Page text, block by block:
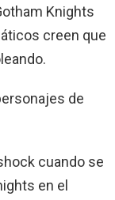
Knights
creen que
de
cuando se
en el